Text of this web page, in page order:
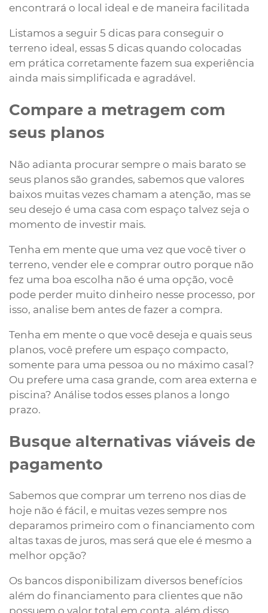
encontrará o local ideal e de maneira facilitada
Listamos a seguir 5 dicas para conseguir o
terreno ideal, essas 5 dicas quando colocadas
em prática corretamente fazem sua experiência
ainda mais simplificada e agradável.
Compare a metragem com
seus planos
Não adianta procurar sempre o mais barato se
seus planos são grandes, sabemos que valores
baixos muitas vezes chamam a atenção, mas se
seu desejo é uma casa com espaço talvez seja o
momento de investir mais.
Tenha em mente que uma vez que você tiver o
terreno, vender ele e comprar outro porque não
fez uma boa escolha não é uma opção, você
pode perder muito dinheiro nesse processo, por
isso, analise bem antes de fazer a compra.
Tenha em mente o que você deseja e quais seus
planos, você prefere um espaço compacto,
somente para uma pessoa ou no máximo casal?
Ou prefere uma casa grande, com area externa e
piscina? Análise todos esses planos a longo
prazo.
Busque alternativas viáveis de
pagamento
Sabemos que comprar um terreno nos dias de
hoje não é fácil, e muitas vezes sempre nos
deparamos primeiro com o financiamento com
altas taxas de juros, mas será que ele é mesmo a
melhor opção?
Os bancos disponibilizam diversos benefícios
além do financiamento para clientes que não
possuem o valor total em conta, além disso,